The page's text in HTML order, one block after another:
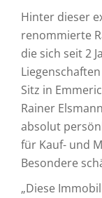
Hinter dieser
renommierte
die sich seit 2
Sitz in
Rainer
absolut
für Kauf- und
Besondere
„Diese